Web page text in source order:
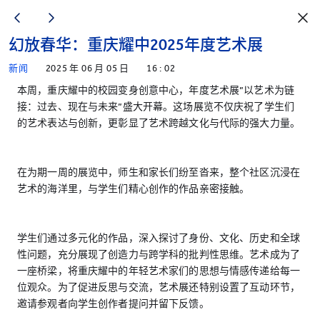
幻放春华：重庆耀中2025年度艺术展
新闻 2025 年 06 月 05 日 16 : 02
本周，重庆耀中的校园变身创意中心，年度艺术展”以艺术为链
接：过去、现在与未来”盛大开幕。这场展览不仅庆祝了学生们
的艺术表达与创新，更彰显了艺术跨越文化与代际的强大力量。
在为期一周的展览中，师生和家长们纷至沓来，整个社区沉浸在
艺术的海洋里，与学生们精心创作的作品亲密接触。
学生们通过多元化的作品，深入探讨了身份、文化、历史和全球
性问题，充分展现了创造力与跨学科的批判性思维。艺术成为了
一座桥梁，将重庆耀中的年轻艺术家们的思想与情感传递给每一
位观众。为了促进反思与交流，艺术展还特别设置了互动环节，
邀请参观者向学生创作者提问并留下反馈。